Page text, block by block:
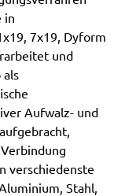
in
7x19, Dyform
und
als
Aufwalz- und
verschiedenste
Stahl,